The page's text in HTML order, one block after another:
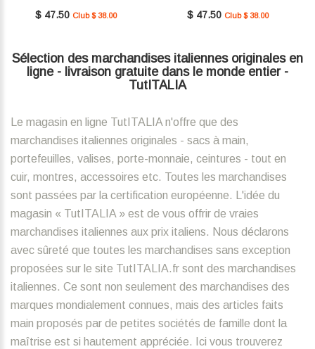
$ 47.50 Club $ 38.00
$ 47.50 Club $ 38.00
Sélection des marchandises italiennes originales en
ligne - livraison gratuite dans le monde entier -
TutITALIA
Le magasin en ligne TutITALIA n'offre que des
marchandises italiennes originales - sacs à main,
portefeuilles, valises, porte-monnaie, ceintures - tout en
cuir, montres, accessoires etc. Toutes les marchandises
sont passées par la certification européenne. L'idée du
magasin « TutITALIA » est de vous offrir de vraies
marchandises italiennes aux prix italiens. Nous déclarons
avec sûreté que toutes les marchandises sans exception
proposées sur le site TutITALIA.fr sont des marchandises
italiennes. Ce sont non seulement des marchandises des
marques mondialement connues, mais des articles faits
main proposés par de petites sociétés de famille dont la
maîtrise est si hautement appréciée. Ici vous trouverez